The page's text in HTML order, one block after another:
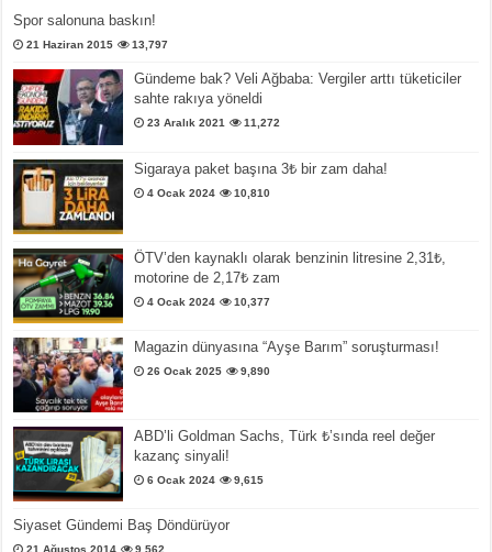
Spor salonuna baskın!
21 Haziran 2015 13,797
Gündeme bak? Veli Ağbaba: Vergiler arttı tüketiciler
sahte rakıya yöneldi
23 Aralık 2021 11,272
Sigaraya paket başına 3₺ bir zam daha!
4 Ocak 2024 10,810
ÖTV’den kaynaklı olarak benzinin litresine 2,31₺,
motorine de 2,17₺ zam
4 Ocak 2024 10,377
Magazin dünyasına “Ayşe Barım” soruşturması!
26 Ocak 2025 9,890
ABD’li Goldman Sachs, Türk ₺’sında reel değer
kazanç sinyali!
6 Ocak 2024 9,615
Siyaset Gündemi Baş Döndürüyor